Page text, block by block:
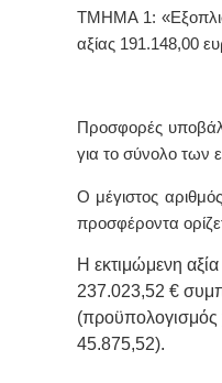
ΤΜΗΜΑ 1:
αξίας 191.148,00
Προσφορές
για το σύνολο των
Ο μέγιστος
προσφέροντα
Η εκτιμώμενη
237.023,52 €
45.875,52).